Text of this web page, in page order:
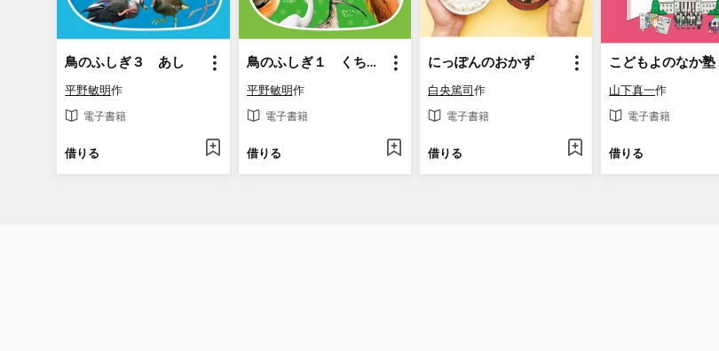
鳥のふしぎ３ あし
平野敏明作
電子書籍
借りる
鳥のふしぎ１ くちばし
平野敏明作
電子書籍
借りる
にっぽんのおかず
白央篤司作
電子書籍
借りる
山下真一作
電子書籍
借りる